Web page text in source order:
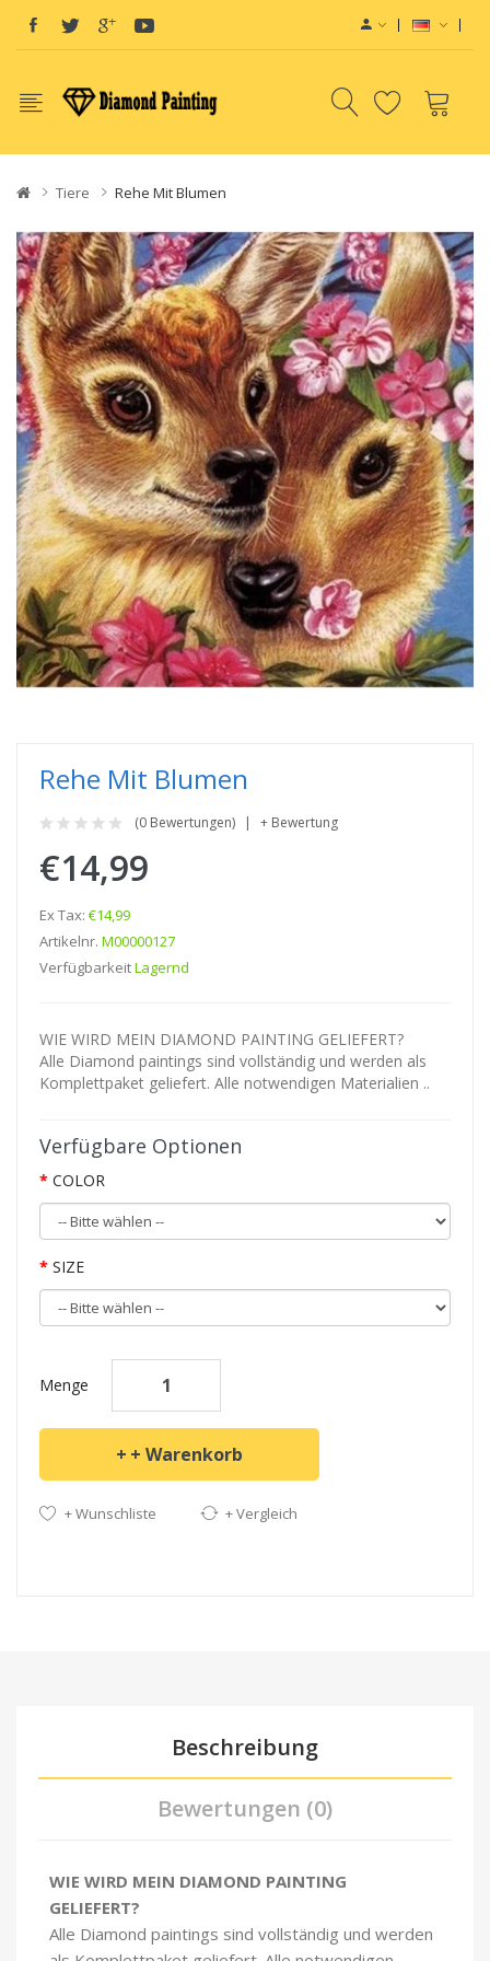
Tiere Rehe Mit Blumen
Rehe Mit Blumen
(0 Bewertungen) + Bewertung
€14,99
Ex Tax: €14,99
Artikelnr. M00000127
VerfügbarkeitLagernd
WIE WIRD MEIN DIAMOND PAINTING GELIEFERT?
Alle Diamond paintings sind vollständig und werden als
Komplettpaket geliefert. Alle notwendigen Materialien ..
Verfügbare Optionen
COLOR
SIZE
Menge
+ Warenkorb
+ Wunschliste + Vergleich
Beschreibung
Bewertungen (0)
WIE WIRD MEIN DIAMOND PAINTING
GELIEFERT?
Alle Diamond paintings sind vollständig und werden